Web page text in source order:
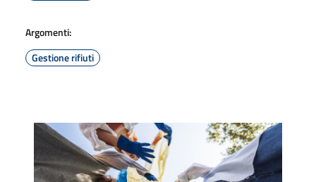
Argomenti:
Gestione rifiuti